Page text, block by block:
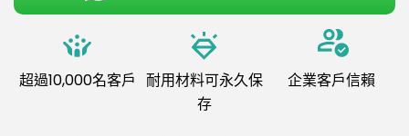
超過10,000名客戶 耐用材料可永久保
存
企業客戶信賴